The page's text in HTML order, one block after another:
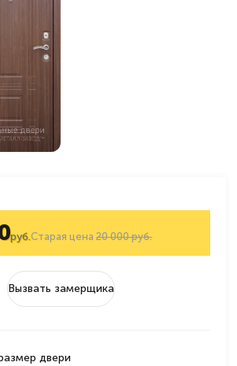
Старая цена20 000 руб.
руб.
Вызвать замерщика
двери